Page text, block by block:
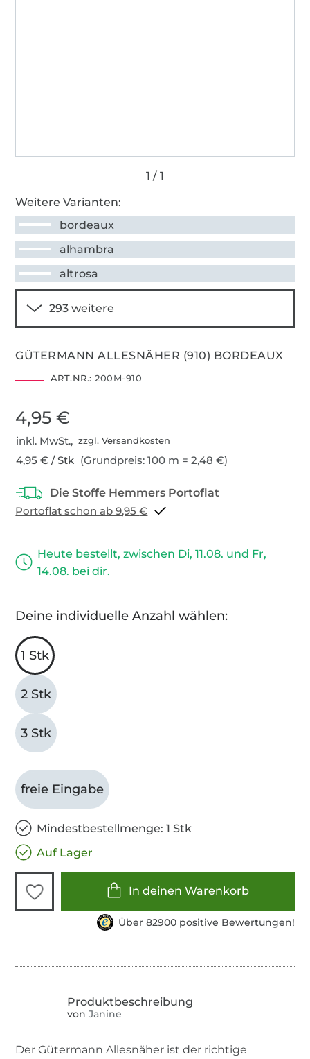
Weitere Varianten:
bordeaux
alhambra
altrosa
GÜTERMANN ALLESNÄHER (910) BORDEAUX
ART.NR.: 200M-910
4,95 €
inkl. MwSt.,zzgl. Versandkosten
4,95 € / Stk (Grundpreis: 100 m = 2,48 €)
Portoflat schon ab 9,95 €
Heute bestellt, zwischen Di, 11.08. und Fr,
14.08. bei dir.
Deine individuelle Anzahl wählen:
1 Stk
2 Stk
3 Stk
freie Eingabe
Mindestbestellmenge: 1 Stk
Auf Lager
In deinen Warenkorb
Über 82900 positive Bewertungen!
von Janine
Der Gütermann Allesnäher ist der richtige